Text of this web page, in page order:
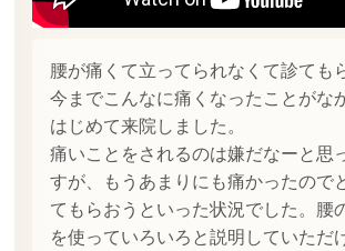
腰が痛くて立ってられなくて診ても
今までこんなに痛くなったことがな
はじめて来院しました。
痛いことをされるのは嫌だなーと思
すが、もうあまりにも痛かったので
てもらおうといった状況でした。腰
を使っていろいろと説明していただ